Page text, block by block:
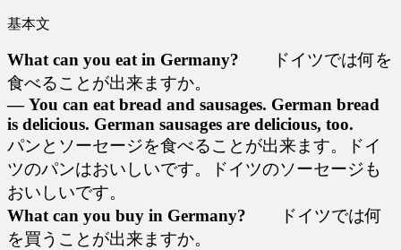
基本文
What can you eat in Germany?
ドイツでは何を
食べることが出来ますか。
― You can eat bread and sausages. German bread
is delicious. German sausages are delicious, too.
パンとソーセージを食べることが出来ます。ドイ
ツのパンはおいしいです。ドイツのソーセージも
おいしいです。
What can you buy in Germany?
ドイツでは何
を買うことが出来ますか。